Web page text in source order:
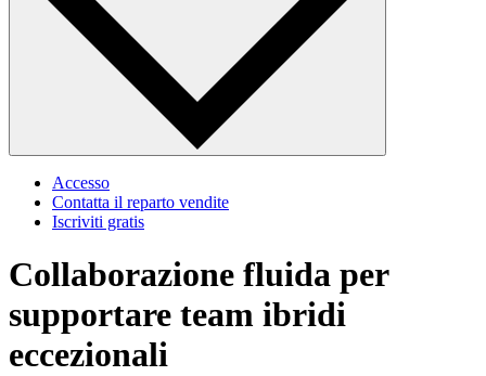
Accesso
Contatta il reparto vendite
Iscriviti gratis
Collaborazione fluida per
supportare team ibridi
eccezionali